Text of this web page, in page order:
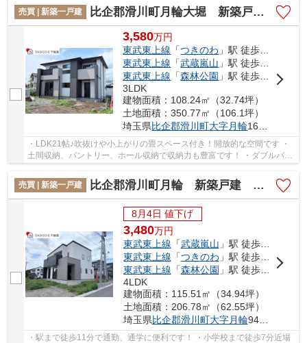
売買 | 新築一戸建
比企郡滑川町月輪大堀 新築戸建 全8区画 1号棟
3,580万円
東武東上線 「つきのわ 」駅 徒歩10分
東武東上線 「武蔵嵐山 」駅 徒歩33分
東武東上線 「森林公園 」駅 徒歩36分
3LDK
建物面積：108.24㎡（32.74坪）
土地面積：350.77㎡（106.1坪）
埼玉県比企郡滑川町大字月輪1601-1
・LDK21帖♪吹抜けや小上がりの畳スペース付き！開放的な空間です ・
土間収納、パントリー、ホール収納で収納力も豊富です！ ・ダブルバル
コニーで彩光面も良好！注文住宅仕様のお住ま...
売買 | 新築一戸建
比企郡滑川町月輪 新築戸建 全4棟 1号棟
8月4日 値下げ
3,480万円
東武東上線 「武蔵嵐山 」駅 徒歩11分
東武東上線 「つきのわ 」駅 徒歩15分
東武東上線 「森林公園 」駅 徒歩52分
4LDK
建物面積：115.51㎡（34.94坪）
土地面積：206.78㎡（62.55坪）
埼玉県比企郡滑川町大字月輪940-22
・駅まで徒歩11分で通勤、通学に便利です！ ・小学校まで徒歩7分近場